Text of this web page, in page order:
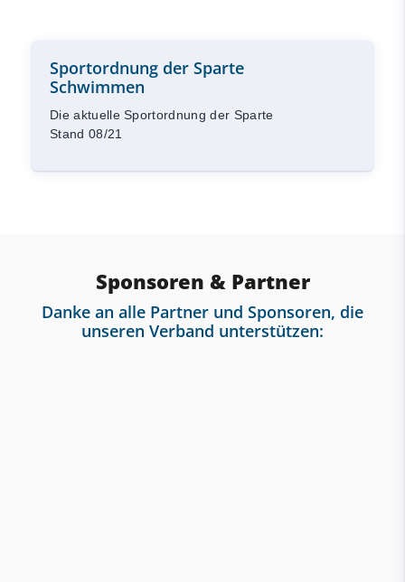
Sportordnung der Sparte
Schwimmen
Die aktuelle Sportordnung der Sparte
Stand 08/21
Sponsoren & Partner
Danke an alle Partner und Sponsoren, die
unseren Verband unterstützen: